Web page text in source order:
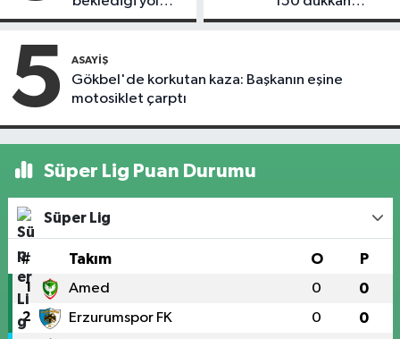
askıdan döndü
kapandı
5 ASAYIŞ
Gökbel'de korkutan kaza: Başkanın eşine
motosiklet çarptı
Süper Lig Puan Durumu
Süper Lig
# Takım O P
1 Amed 0 0
2 Erzurumspor FK 0 0